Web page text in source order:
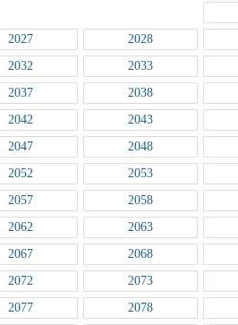
2027
2028
2032
2033
2037
2038
2042
2043
2047
2048
2052
2053
2057
2058
2062
2063
2067
2068
2072
2073
2077
2078